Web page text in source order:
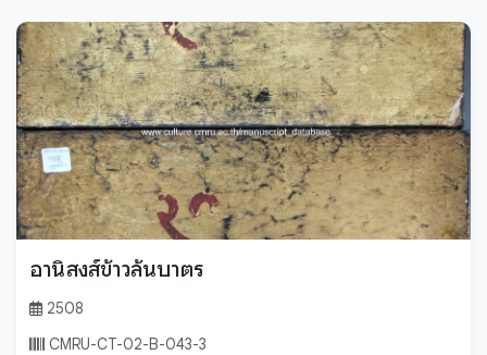
อานิสงส์ข้าวล้นบาตร
2508
CMRU-CT-02-B-043-3